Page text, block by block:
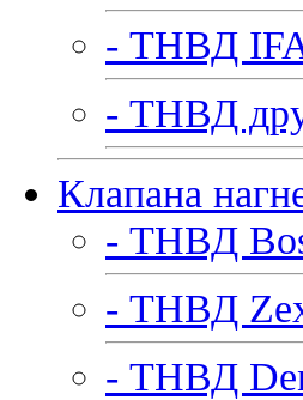
- ТНВД
- ТНВД
Клапана
- ТНВД
- ТНВД
- ТНВД